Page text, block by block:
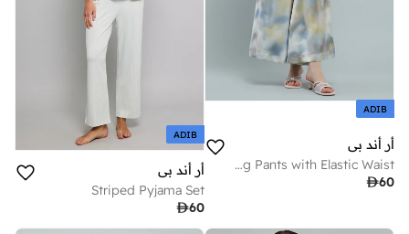
ADIB
أر أند بي
Patterned Wide Leg Pants with Elastic Waist
60
ADIB
أر أند بي
Striped Pyjama Set
60